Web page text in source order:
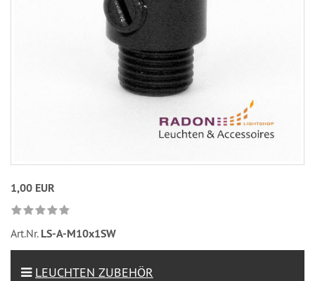
1,00 EUR
Art.Nr. LS-A-M10x1SW
LEUCHTEN ZUBEHÖR